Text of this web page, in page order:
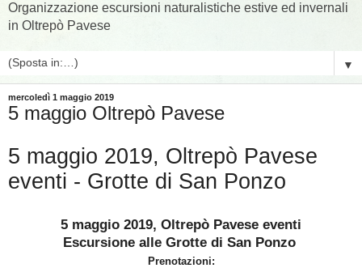
Organizzazione escursioni naturalistiche estive ed invernali
in Oltrepò Pavese
▼
mercoledì 1 maggio 2019
5 maggio Oltrepò Pavese
5 maggio 2019, Oltrepò Pavese
eventi - Grotte di San Ponzo
5 maggio 2019, Oltrepò Pavese eventi
Escursione alle Grotte di San Ponzo
Prenotazioni: